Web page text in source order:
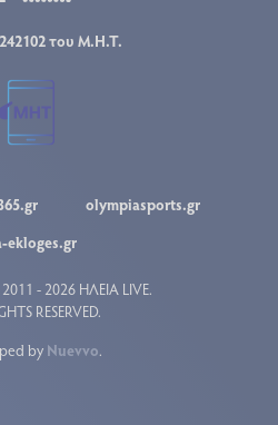
του Μ.Η.Τ.
olympiasports.gr
ekloges.gr
- 2026 ΗΛΕΙΑ LIVE.
RESERVED.
by Nuevvo.